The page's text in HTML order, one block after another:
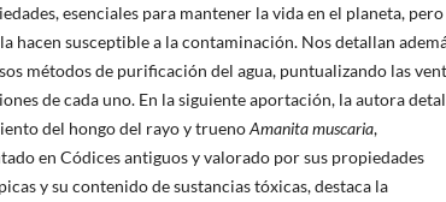
esenciales para mantener la vida en el planeta, pero
hacen susceptible a la contaminación. Nos detallan
métodos de purificación del agua, puntualizando las
de cada uno. En la siguiente aportación, la autora
del hongo del rayo y truenoAmanita muscaria,
en Códices antiguos y valorado por sus propiedades
y su contenido de sustancias tóxicas, destaca la